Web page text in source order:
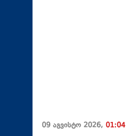
09 აგვისტო 2026, 01:04